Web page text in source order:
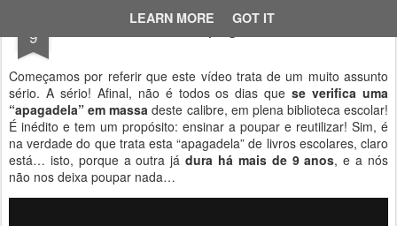
LEARN MORE GOT IT
9 O apagão.
Começamos por referir que este vídeo trata de um muito assunto
sério. A sério! Afinal, não é todos os dias quese verifica uma
“apagadela” em massa deste calibre, em plena biblioteca escolar!
É inédito e tem um propósito: ensinar a poupar e reutilizar! Sim, é
na verdade do que trata esta “apagadela” de livros escolares, claro
está… isto, porque a outra jádura há mais de 9 anos, e a nós
não nos deixa poupar nada…